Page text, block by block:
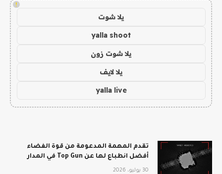
!
يلا شوت
yalla shoot
يلا شوت زون
يلا لايف
yalla live
تقدم المهمة المدعومة من قوة الفضاء
أفضل انطباع لها عن Top Gun في المدار
30 يوليو، 2026